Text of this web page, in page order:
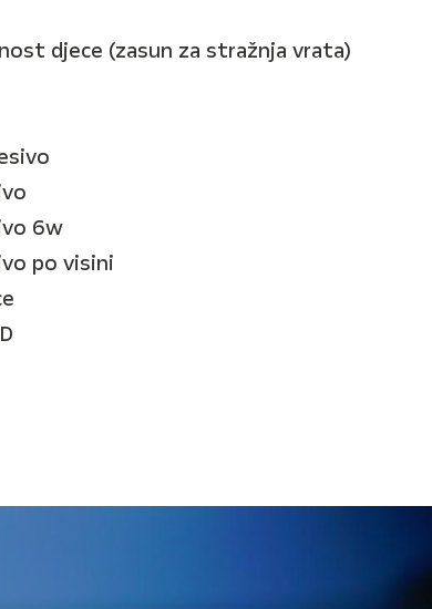
djece (zasun za stražnja vrata)
6w
po visini